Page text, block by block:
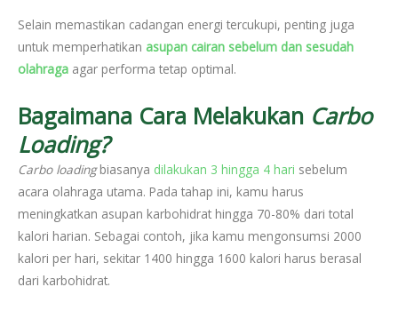
Selain memastikan cadangan energi tercukupi, penting juga
untuk memperhatikan asupan cairan sebelum dan sesudah
olahraga agar performa tetap optimal.
Bagaimana Cara Melakukan Carbo
Loading?
Carbo loadingbiasanya dilakukan 3 hingga 4 hari sebelum
acara olahraga utama. Pada tahap ini, kamu harus
meningkatkan asupan karbohidrat hingga 70-80% dari total
kalori harian. Sebagai contoh, jika kamu mengonsumsi 2000
kalori per hari, sekitar 1400 hingga 1600 kalori harus berasal
dari karbohidrat.